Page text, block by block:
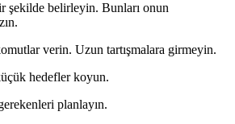
şekilde belirleyin. Bunları onun
verin. Uzun tartışmalara girmeyin.
hedefler koyun.
planlayın.